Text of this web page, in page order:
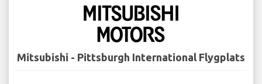
Mitsubishi - Pittsburgh International Flygplats